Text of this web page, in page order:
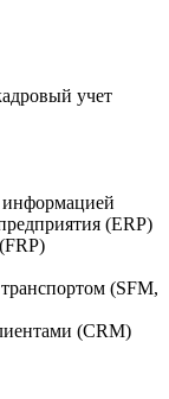
учет
информацией
(ERP)
(SFM,
(CRM)